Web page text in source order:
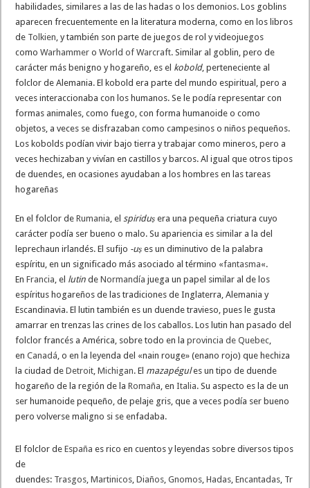
habilidades, similares a las de las hadas o los demonios. Los goblins
aparecen frecuentemente en la literatura moderna, como en los libros
de Tolkien , y también son parte de juegos de rol y videojuegos
comoWarhammer oWorld of Warcraft. Similar al goblin, pero de
carácter más benigno y hogareño, es el kobold, perteneciente al
folclor de Alemania. El kobold era parte del mundo espiritual, pero a
veces interaccionaba con los humanos. Se le podía representar con
formas animales, como fuego, con forma humanoide o como
objetos, a veces se disfrazaban como campesinos o niños pequeños.
Los kobolds podían vivir bajo tierra y trabajar como mineros, pero a
veces hechizaban y vivían en castillos y barcos. Al igual que otros tipos
de duendes, en ocasiones ayudaban a los hombres en las tareas
hogareñas
En el folclor deRumania , el spiriduș era una pequeña criatura cuyo
carácter podía ser bueno o malo. Su apariencia es similar a la del
leprechaun irlandés. El sufijo -uș es un diminutivo de la palabra
espíritu, en un significado más asociado al término «fantasma«.
EnFrancia , el lutin deNormandía juega un papel similar al de los
espíritus hogareños de las tradiciones de Inglaterra, Alemania y
Escandinavia. El lutin también es un duende travieso, pues le gusta
amarrar en trenzas las crines de los caballos. Los lutin han pasado del
folclor francés a América, sobre todo en laprovincia de Quebec
enCanadá , o en la leyenda del «nain rouge» (enano rojo) que hechiza
la ciudad deDetroit ,Michigan. El mazapégules un tipo de duende
hogareño de la región de laRomaña , enItalia. Su aspecto es la de un
ser humanoide pequeño, de pelaje gris, que a veces podía ser bueno
pero volverse maligno si se enfadaba.
El folclor deEspaña es rico en cuentos y leyendas sobre diversos tipos
de
duendes: Trasgos ,Martinicos ,Diaños ,Gnomos ,Hadas ,Encantadas Tr